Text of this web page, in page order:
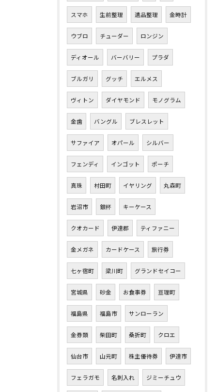
スマホ 生前整理 遺品整理 金時計
ウブロ チューダー ロンジン
ディオール バーバリー プラダ
ブルガリ グッチ エルメス
ヴィトン ダイヤモンド モノグラム
金歯 バングル ブレスレット
サファイア オパール シルバー
フェンディ インゴット ポーチ
真珠 村田町 イヤリング 丸森町
岩沼市 銀杯 キーケース
クオカード 伊達郡 ティファニー
金メガネ カードケース 旅行券
七ヶ宿町 梁川町 グランドセイコー
宮城県 砂金 お食事券 亘理町
福島県 福島市 サンローラン
金券類 柴田町 桑折町 クロエ
仙台市 山元町 株主優待券 伊達市
フェラガモ 名刺入れ ジミーチュウ